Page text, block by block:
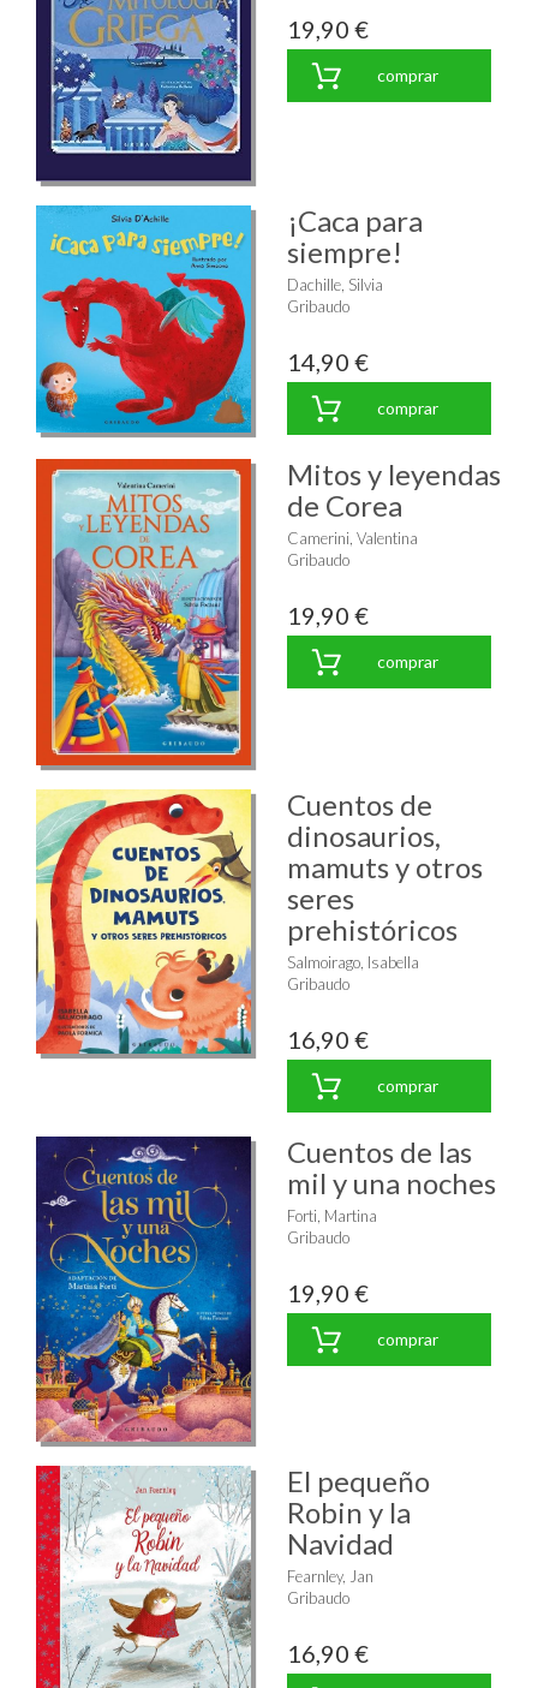
19,90 €
comprar
¡Caca para
siempre!
Dachille, Silvia
Gribaudo
14,90 €
comprar
Mitos y leyendas
de Corea
Camerini, Valentina
Gribaudo
19,90 €
comprar
Cuentos de
dinosaurios,
mamuts y otros
seres
prehistóricos
Salmoirago, Isabella
Gribaudo
16,90 €
comprar
Cuentos de las
mil y una noches
Forti, Martina
Gribaudo
19,90 €
comprar
El pequeño
Robin y la
Navidad
Fearnley, Jan
Gribaudo
16,90 €